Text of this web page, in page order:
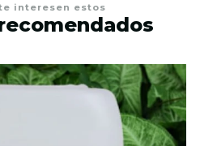
interesen estos